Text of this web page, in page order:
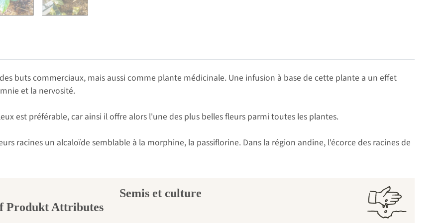
buts commerciaux, mais aussi comme plante médicinale. Une infusion à base de cette plante a un effet
et la nervosité.
est préférable, car ainsi il offre alors l'une des plus belles fleurs parmi toutes les plantes.
racines un alcaloïde semblable à la morphine, la passiflorine. Dans la région andine, l'écorce des racines de
Semis et culture